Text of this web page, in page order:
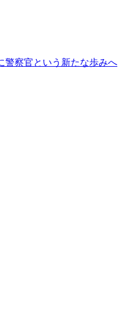
警察官という新たな歩みへ